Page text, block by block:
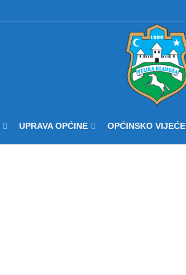
UPRAVA OPĆINE OPĆINSKO VIJEĆE